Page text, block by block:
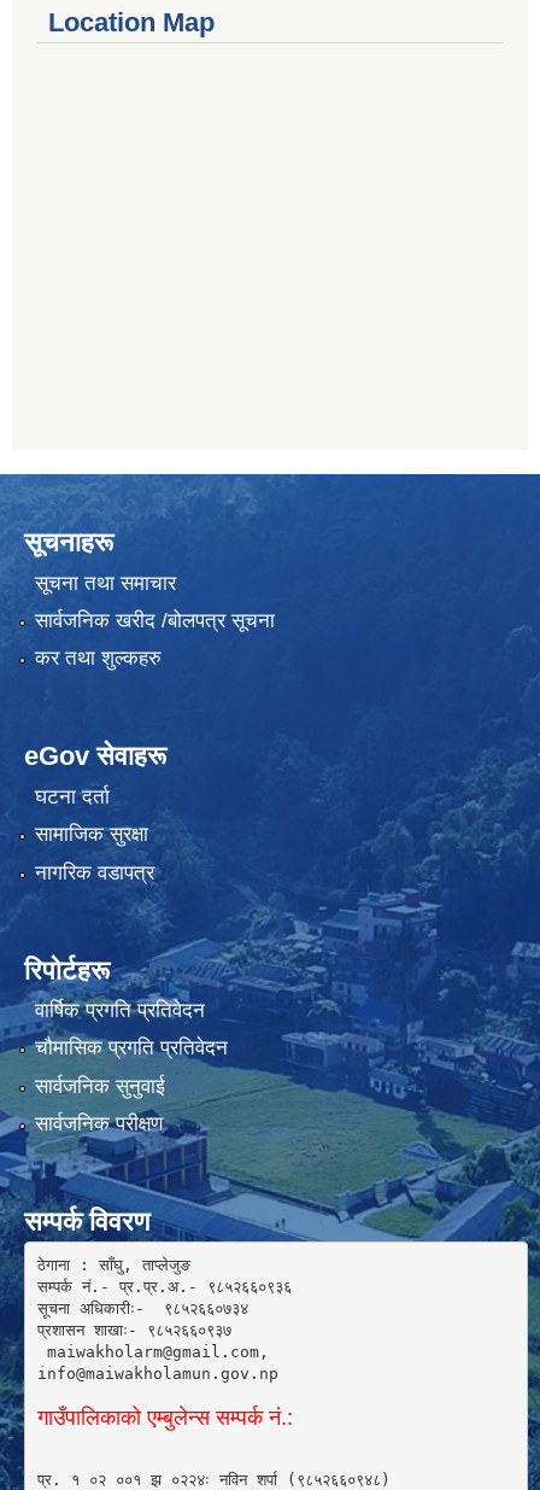
Location Map
सूचनाहरू
सूचना तथा समाचार
सार्वजनिक खरीद /बोलपत्र सूचना
कर तथा शुल्कहरु
eGov सेवाहरू
घटना दर्ता
सामाजिक सुरक्षा
नागरिक वडापत्र
रिपोर्टहरू
वार्षिक प्रगति प्रतिवेदन
चौमासिक प्रगति प्रतिवेदन
सार्वजनिक सुनुवाई
सार्वजनिक परीक्षण
सम्पर्क विवरण
ठेगाना : साँघु, ताप्लेजुङ
सम्पर्क नं.- प्र.प्र.अ.- ९८५२६६०९३६
सूचना अधिकारीः-  ९८५२६६०७३४
प्रशासन शाखाः- ९८५२६६०९३७
maiwakholarm@gmail.com,
info@maiwakholamun.gov.np
गाउँपालिकाको एम्बुलेन्स सम्पर्क नं.:
प्र. १ ०२ ००१ झ ०२२४ः नविन शर्पा (९८५२६६०९४८)